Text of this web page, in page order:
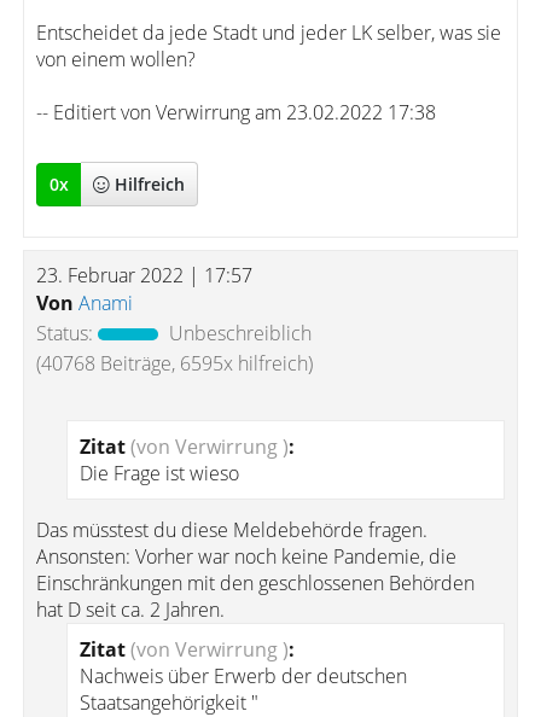
Entscheidet da jede Stadt und jeder LK selber, was sie
von einem wollen?
-- Editiert von Verwirrung am 23.02.2022 17:38
0x Hilfreich
23. Februar 2022 | 17:57
Von Anami
Status:
Unbeschreiblich
(40768 Beiträge, 6595x hilfreich)
Zitat(von Verwirrung ):
Die Frage ist wieso
Das müsstest du diese Meldebehörde fragen.
Ansonsten: Vorher war noch keine Pandemie, die
Einschränkungen mit den geschlossenen Behörden
hat D seit ca. 2 Jahren.
Zitat(von Verwirrung ):
Nachweis über Erwerb der deutschen
Staatsangehörigkeit "